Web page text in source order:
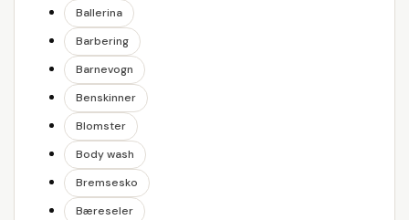
Ballerina
Barbering
Barnevogn
Benskinner
Blomster
Body wash
Bremsesko
Bæreseler